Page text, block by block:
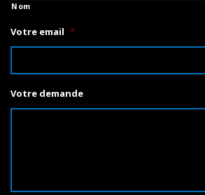
Nom
Votre email *
Votre demande